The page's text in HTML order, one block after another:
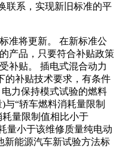
联系，实现新旧标准的平
准将更新。 在新标准公
产品，只要符合补贴政策
补贴。 插电式混合动力
的补贴技术要求，有条件
力保持模式试验的燃料
“轿车燃料消耗量限制
耗量限制值相比小于
量小于该维修质量纯电动
新能源汽车新试验方法标